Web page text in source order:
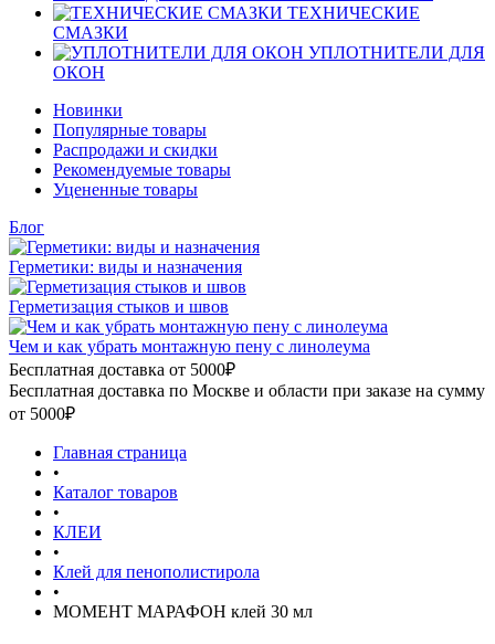
ТЕХНИЧЕСКИЕ
СМАЗКИ
УПЛОТНИТЕЛИ ДЛЯ
ОКОН
Новинки
Популярные товары
Распродажи и скидки
Рекомендуемые товары
Уцененные товары
Блог
Герметики: виды и назначения
Герметизация стыков и швов
Чем и как убрать монтажную пену с линолеума
Бесплатная доставка от 5000₽
Бесплатная доставка по Москве и области при заказе на сумму
от 5000₽
Главная страница
•
Каталог товаров
•
КЛЕИ
•
Клей для пенополистирола
•
МОМЕНТ МАРАФОН клей 30 мл